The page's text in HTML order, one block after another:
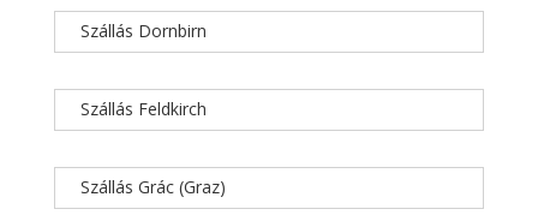
Szállás Dornbirn
Szállás Feldkirch
Szállás Grác (Graz)